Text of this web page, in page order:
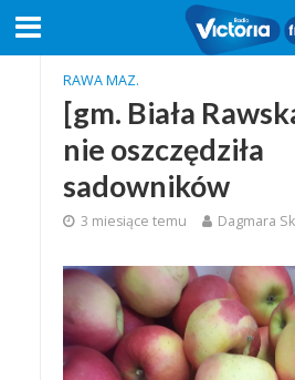
RAWA MAZ.
[gm. Biała
nie oszczędziła
sadowników
3 miesiące temu Dagmara